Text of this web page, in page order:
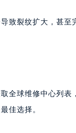
致裂纹扩大，甚至
全球维修中心列表
佳选择。